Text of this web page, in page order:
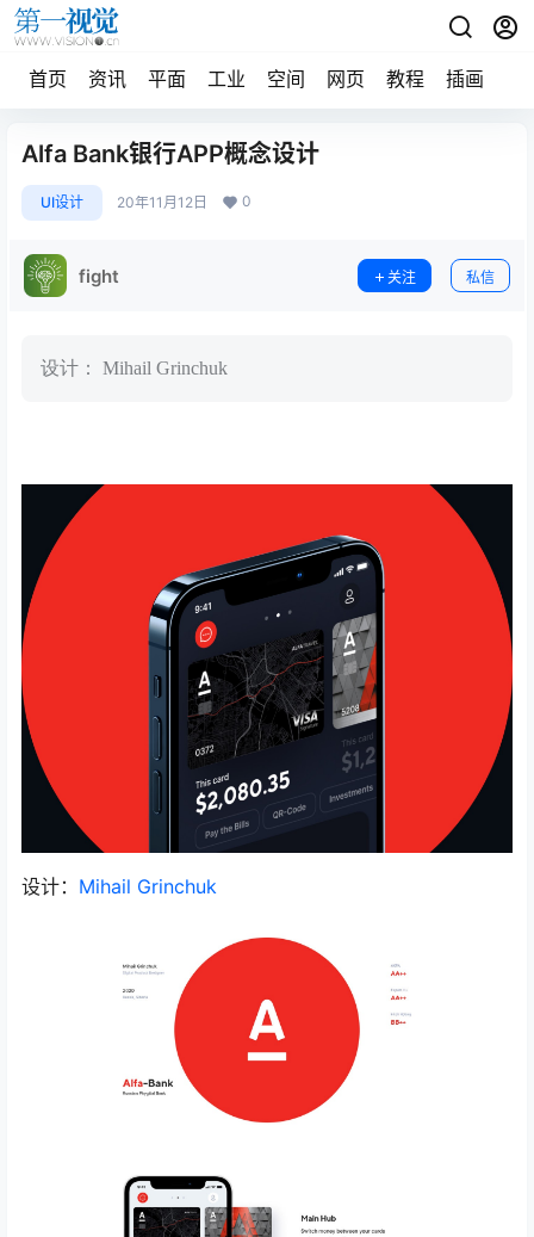
首页 资讯 平面 工业 空间 网页 教程 插画
Alfa Bank银行APP概念设计
UI设计 20年11月12日 0
fight 关注 私信
设计： Mihail Grinchuk
设计： Mihail Grinchuk